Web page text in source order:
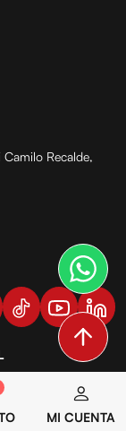
MI CUENTA
Recalde,